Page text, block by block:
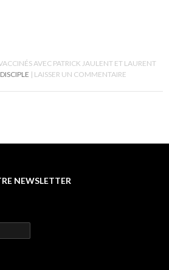
AVEC PATRICK JAULENT ET LAURENT
DISCIPLE LAISSER UN COMMENTAIRE
NEWSLETTER